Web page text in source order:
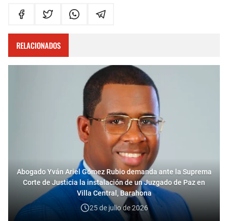
RELACIONADOS
Abogado Yván Ariel Gómez Rubio demanda ante la Suprema
Corte de Justicia la instalación de un Juzgado de Paz en
Villa Central, Barahona
25 de julio de 2026